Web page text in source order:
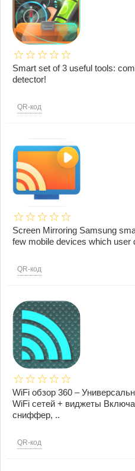
Smart set of 3 useful tools:
detector!
QR-код
Screen Mirroring Samsung
few mobile devices which user
QR-код
WiFi обзор 360 –
WiFi сетей + виджеты
сниффер, ..
QR-код